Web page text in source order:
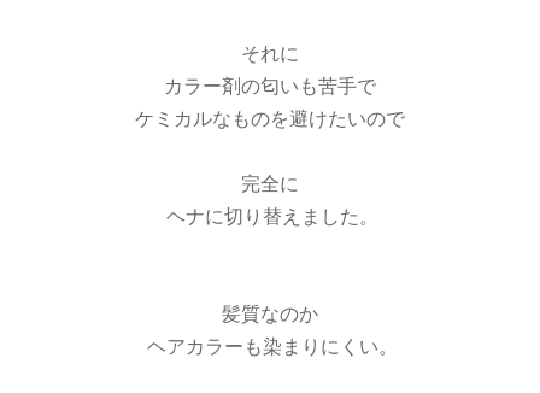
それに
カラー剤の匂いも苦手で
ケミカルなものを避けたいので
完全に
ヘナに切り替えました。
髪質なのか
ヘアカラーも染まりにくい。